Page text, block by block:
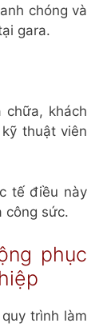
chóng và
gara.
khách
thuật viên
tế điều này
công sức.
phục
trình làm